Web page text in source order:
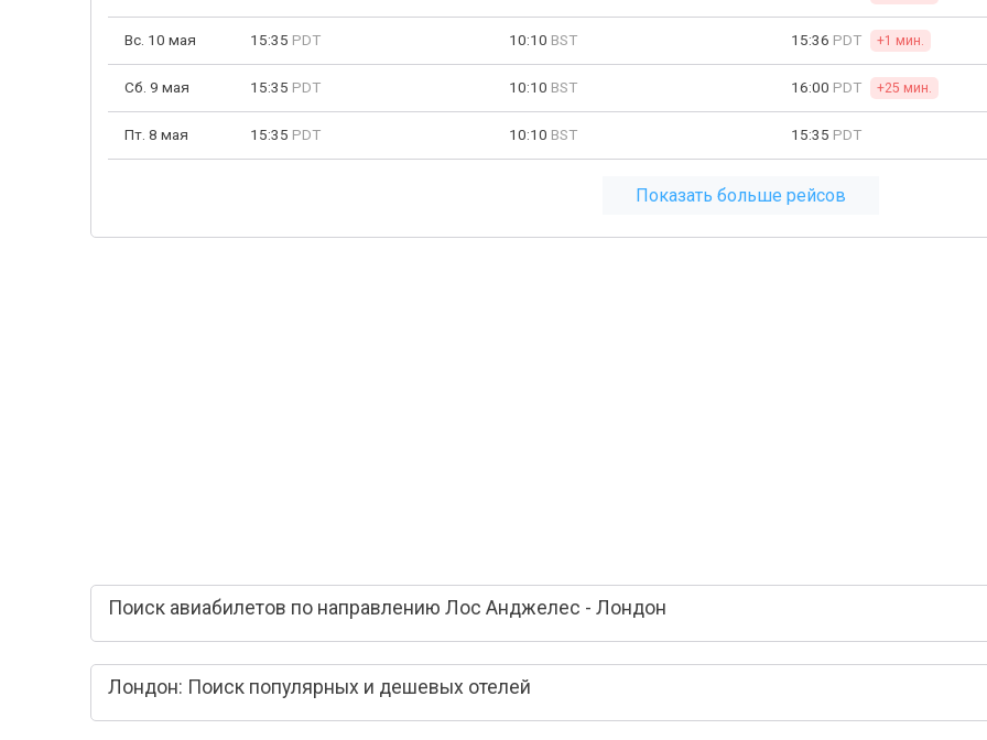
Вс. 10 мая 15:35 PDT 10:10 BST 15:36 PDT +1 мин.
Сб. 9 мая 15:35 PDT 10:10 BST 16:00 PDT +25 мин.
Пт. 8 мая 15:35 PDT 10:10 BST 15:35 PDT
Показать больше рейсов
Поиск авиабилетов по направлению Лос Анджелес - Лондон
Лондон: Поиск популярных и дешевых отелей